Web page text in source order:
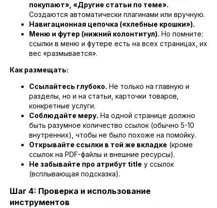
покупают», «Другие статьи по теме».
Создаются автоматически плагинами или вручную.
Навигационная цепочка («хлебные крошки»).
Меню и футер (нижний колонтитул). Но помните:
ссылки в меню и футере есть на всех страницах, их
вес «размывается».
Как размещать:
Ссылайтесь глубоко. Не только на главную и
разделы, но и на статьи, карточки товаров,
конкретные услуги.
Соблюдайте меру. На одной странице должно
быть разумное количество ссылок (обычно 5-10
внутренних), чтобы не было похоже на помойку.
Открывайте ссылки в той же вкладке (кроме
ссылок на PDF-файлы и внешние ресурсы).
Не забывайте про атрибут title у ссылок
(всплывающая подсказка).
Шаг 4: Проверка и использование
инструментов